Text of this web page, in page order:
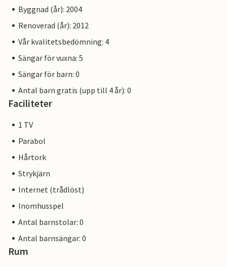
Byggnad (år): 2004
Renoverad (år): 2012
Vår kvalitetsbedömning: 4
Sängar för vuxna: 5
Sängar för barn: 0
Antal barn gratis (upp till 4 år): 0
Faciliteter
1 TV
Parabol
Hårtork
Strykjärn
Internet (trådlöst)
Inomhusspel
Antal barnstolar: 0
Antal barnsängar: 0
Rum